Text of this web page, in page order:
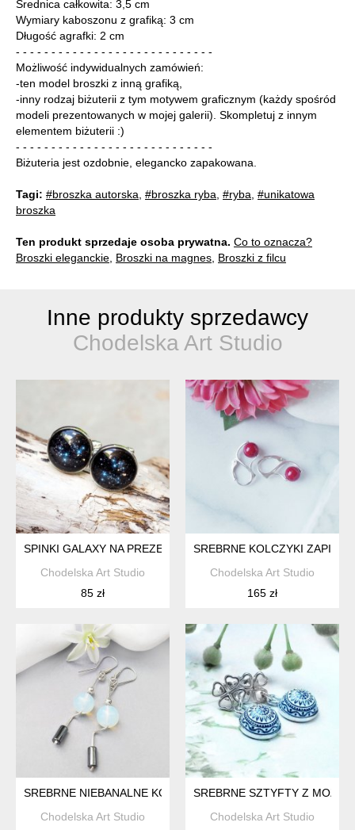
Średnica całkowita: 3,5 cm
Wymiary kaboszonu z grafiką: 3 cm
Długość agrafki: 2 cm
- - - - - - - - - - - - - - - - - - - - - - - - - - - -
Możliwość indywidualnych zamówień:
-ten model broszki z inną grafiką,
-inny rodzaj biżuterii z tym motywem graficznym (każdy spośród
modeli prezentowanych w mojej galerii). Skompletuj z innym
elementem biżuterii :)
- - - - - - - - - - - - - - - - - - - - - - - - - - - -
Biżuteria jest ozdobnie, elegancko zapakowana.
Tagi: #broszka autorska #broszka ryba #ryba #unikatowa
broszka
Ten produkt sprzedaje osoba prywatna. Co to oznacza?
Broszki eleganckie Broszki na magnes Broszki z filcu
Inne produkty sprzedawcy
Chodelska Art Studio
SPINKI GALAXY NA PREZENT- SPINKI MĘSKIE DO MANKIETÓW
Chodelska Art Studio
85 zł
SREBRNE KOLCZYKI
Chodelska Art Studio
165 zł
SREBRNE NIEBANALNE KOLCZYKI Z OPALEM I HEMATYTEM
Chodelska Art Studio
SREBRNE SZTYFTY Z
Chodelska Art Studio